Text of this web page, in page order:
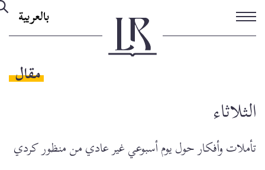
تجاوز
إلى
المحتوى
بالعربية
مقال
الثلاثاء
تأملات وأفكار حول يوم أسبوعي غير عادي من منظور كردي